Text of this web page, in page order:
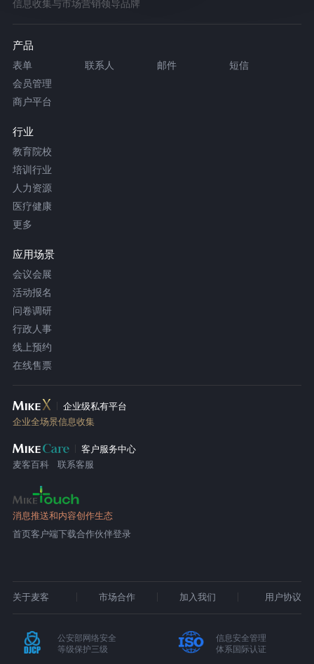
信息收集与市场营销领导品牌
产品
表单 联系人 邮件
短信
会员管理
商户平台
行业
教育院校
培训行业
人力资源
医疗健康
更多
应用场景
会议会展
活动报名
问卷调研
行政人事
线上预约
在线售票
企业级私有平台
企业全场景信息收集
客户服务中心
麦客百科
联系客服
消息推送和内容创作生态
首页客户端下载合作伙伴登录
关于麦客 市场合作 加入我们 用户协议
公安部网络安全
等级保护三级
信息安全管理
体系国际认证